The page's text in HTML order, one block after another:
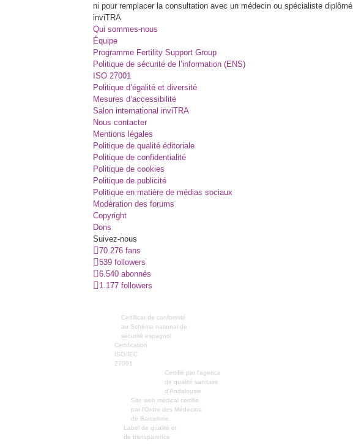
ni pour remplacer la consultation avec un médecin ou spécialiste diplômé.
inviTRA
Qui sommes-nous
Équipe
Programme Fertility Support Group
Politique de sécurité de l’information (ENS)
ISO 27001
Politique d’égalité et diversité
Mesures d’accessibilité
Salon international inviTRA
Nous contacter
Mentions légales
Politique de qualité éditoriale
Politique de confidentialité
Politique de cookies
Politique de publicité
Politique en matière de médias sociaux
Modération des forums
Copyright
Dons
Suivez-nous
70.276 fans
539 followers
6.540 abonnés
1.177 followers
Certificat de conformité
au Schéma national de
sécurité espagnol
Certification
ISO/IEC
27001
Certifié par l'agence
de qualité sanitaire
d'Andalousie
Site web médical certifié
par l'Ordre des Médecins
de Barcelone
Label de qualité et
de transparence